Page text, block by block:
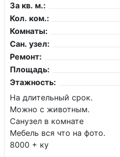
За кв. м.:
Кол. ком.:
Комнаты:
Сан. узел:
Ремонт:
Площадь:
Этажность:
На длительный срок.
Можно с животным.
Санузел в комнате
Мебель вся что на фото.
8000 + ку